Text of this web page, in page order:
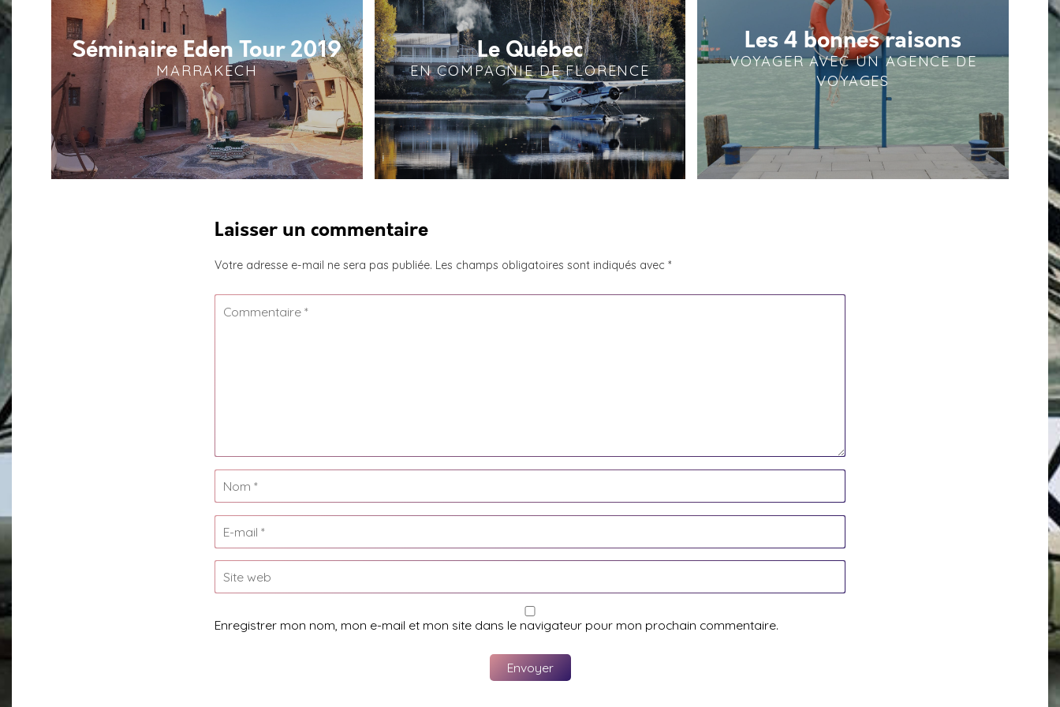
Séminaire Eden Tour 2019
MARRAKECH
Le Québec
EN COMPAGNIE DE FLORENCE
Les 4 bonnes raisons
VOYAGER AVEC UN AGENCE DE
VOYAGES
Laisser un commentaire
Votre adresse e-mail ne sera pas publiée. Les champs obligatoires sont indiqués avec *
Enregistrer mon nom, mon e-mail et mon site dans le navigateur pour mon prochain commentaire.